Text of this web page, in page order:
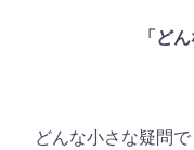
「ど
どんな小さな疑問